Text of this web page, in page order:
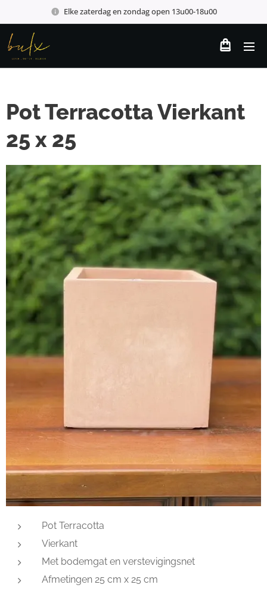
Elke zaterdag en zondag open 13u00-18u00
Pot Terracotta Vierkant
25 x 25
Pot Terracotta
Vierkant
Met bodemgat en verstevigingsnet
Afmetingen 25 cm x 25 cm